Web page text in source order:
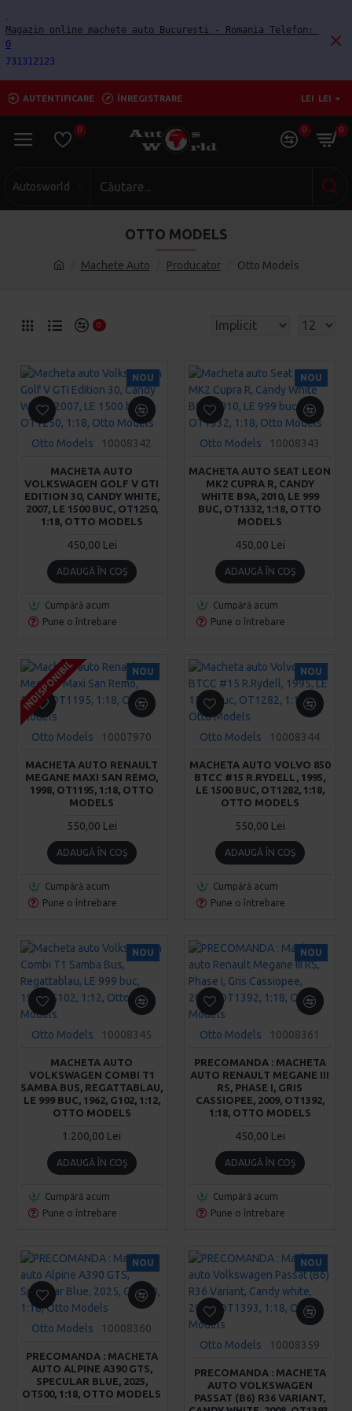
0
731312123
AUTENTIFICARE ÎNREGISTRARE LEI LEI
0 0 0
Autosworld
Machete Auto Producator Otto Models
OTTO MODELS
0
NOU
Otto Models 10008342
MACHETA AUTO
VOLKSWAGEN GOLF V GTI
EDITION 30, CANDY WHITE,
2007, LE 1500 BUC, OT1250,
1:18, OTTO MODELS
450,00 Lei
ADAUGĂ ÎN COŞ
Cumpără acum
Pune o întrebare
NOU
Otto Models 10008343
MACHETA AUTO SEAT LEON
MK2 CUPRA R, CANDY
WHITE B9A, 2010, LE 999
BUC, OT1332, 1:18, OTTO
MODELS
450,00 Lei
ADAUGĂ ÎN COŞ
Cumpără acum
Pune o întrebare
NOU
INDISPONIBIL
INDISPONIBIL
INDISPONIBIL
Otto Models 10007970
MACHETA AUTO RENAULT
MEGANE MAXI SAN REMO,
1998, OT1195, 1:18, OTTO
MODELS
550,00 Lei
ADAUGĂ ÎN COŞ
Cumpără acum
Pune o întrebare
NOU
Otto Models 10008344
MACHETA AUTO VOLVO 850
BTCC #15 R.RYDELL, 1995,
LE 1500 BUC, OT1282, 1:18,
OTTO MODELS
550,00 Lei
ADAUGĂ ÎN COŞ
Cumpără acum
Pune o întrebare
NOU
Otto Models 10008345
MACHETA AUTO
VOLKSWAGEN COMBI T1
SAMBA BUS, REGATTABLAU,
LE 999 BUC, 1962, G102, 1:12,
OTTO MODELS
1.200,00 Lei
ADAUGĂ ÎN COŞ
Cumpără acum
Pune o întrebare
NOU
Otto Models 10008361
PRECOMANDA : MACHETA
AUTO RENAULT MEGANE III
RS, PHASE I, GRIS
CASSIOPEE, 2009, OT1392,
1:18, OTTO MODELS
450,00 Lei
ADAUGĂ ÎN COŞ
Cumpără acum
Pune o întrebare
NOU
Otto Models 10008360
PRECOMANDA : MACHETA
AUTO ALPINE A390 GTS,
SPECULAR BLUE, 2025,
OT500, 1:18, OTTO MODELS
NOU
Otto Models 10008359
PRECOMANDA : MACHETA
AUTO VOLKSWAGEN
PASSAT (B6) R36 VARIANT,